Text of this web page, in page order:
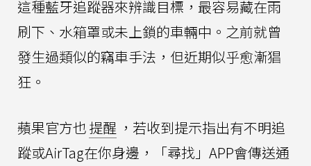
這種藍牙追蹤器來辨識目標，最容易藏在雨
刷下、水箱罩或未上鎖的車輛中。之前就曾
發生過類似的竊車手法，但近期似乎愈漸猖
狂。
蘋果官方也提醒 ，若收到提示指出有不明追
蹤或AirTag在你身邊，「尋找」APP會傳送通